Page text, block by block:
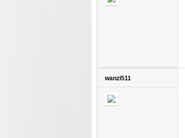
wanzi511